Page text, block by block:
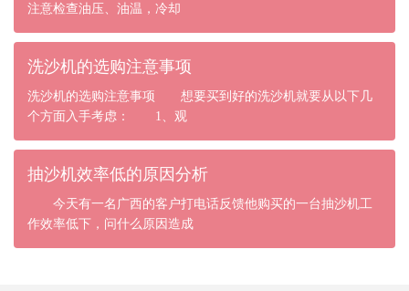
注意检查油压、油温，冷却
洗沙机的选购注意事项
洗沙机的选购注意事项 想要买到好的洗沙机就要从以下几
个方面入手考虑： 1、观
抽沙机效率低的原因分析
今天有一名广西的客户打电话反馈他购买的一台抽沙机工
作效率低下，问什么原因造成